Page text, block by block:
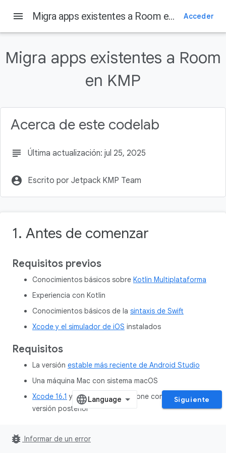
Android Developers
1. Antes de comenzar
Requisitos previos
menu Migra apps existentes a Room en KMP Acceder
Migra apps existentes a Room
en KMP
Acerca de este codelab
subject Última actualización: jul 25, 2025
account_circle Escrito por Jetpack KMP Team
1. Antes de comenzar
Requisitos previos
Conocimientos básicos sobre Kotlin Multiplataforma
Experiencia con Kotlin
Conocimientos básicos de la sintaxis de Swift
Xcode y el simulador de iOS instalados
Requisitos
La versión estable más reciente de Android Studio
Una máquina Mac con sistema macOS
Xcode 16.1 y el simulador de iPhone con iOS 16.0 o una
versión posterior
Qué aprenderás
Siguiente
bug_report Informar de un error